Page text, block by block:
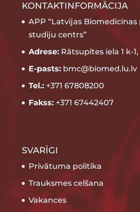
KONTAKTINFORMĀCIJA
APP “Latvijas
studiju centrs”
Adrese:Rātsupītes iela 1 k-1,
E-pasts:bmc@biomed.lu.lv
Tel.:+371 67808200
Fakss:+371 67442407
SVARĪGI
Privātuma politika
Trauksmes celšana
Vakances